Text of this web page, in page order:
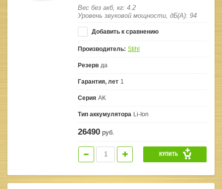
Вес без акб, кг: 4.2
Уровень звуковой мощности, дБ(А): 94
Добавить к сравнению
Производитель: Stihl
Резерв да
Гарантия, лет 1
Серия AK
Тип аккумулятора Li-Ion
26490 руб.
КУПИТЬ